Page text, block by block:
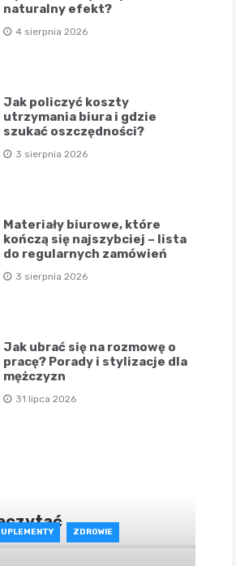
naturalny efekt?
4 sierpnia 2026
Jak policzyć koszty
utrzymania biura i gdzie
szukać oszczędności?
3 sierpnia 2026
Materiały biurowe, które
kończą się najszybciej – lista
do regularnych zamówień
3 sierpnia 2026
Jak ubrać się na rozmowę o
pracę? Porady i stylizacje dla
mężczyzn
31 lipca 2026
ZDROWIE